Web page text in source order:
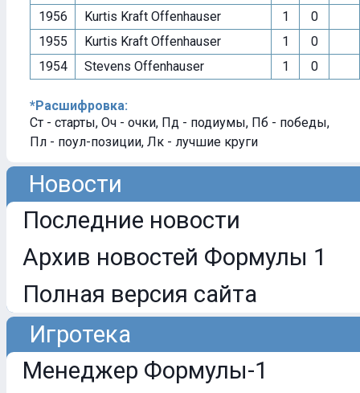
1956
Kurtis Kraft Offenhauser 1
0
1955
Kurtis Kraft Offenhauser 1
0
1954
Stevens Offenhauser 1 0
*Расшифровка:
Ст - старты, Оч - очки, Пд - подиумы, Пб - победы,
Пл - поул-позиции, Лк - лучшие круги
Новости
Последние новости
Архив новостей Формулы 1
Полная версия сайта
Игротека
Менеджер Формулы-1